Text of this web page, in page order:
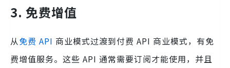
3. 免费增值
从免费 API 商业模式过渡到付费 API 商业模式，有免
费增值服务。这些 API 通常需要订阅才能使用，并且